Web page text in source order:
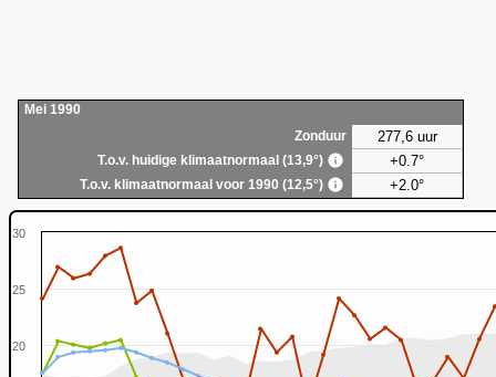
Mei 1990
Zonduur
277,6 uur
T.o.v. huidige klimaatnormaal (13,9°) +0.7°
T.o.v. klimaatnormaal voor 1990 (12,5°) +2.0°
20
25
30